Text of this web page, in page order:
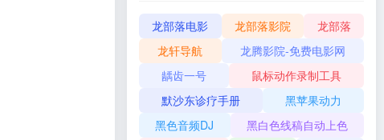
龙部落电影 龙部落影院
龙部落
龙轩导航
龙腾影院-免费电影网
龋齿一号
鼠标动作录制工具
默沙东诊疗手册
黑苹果动力
黑色音频DJ
黑白色线稿自动上色